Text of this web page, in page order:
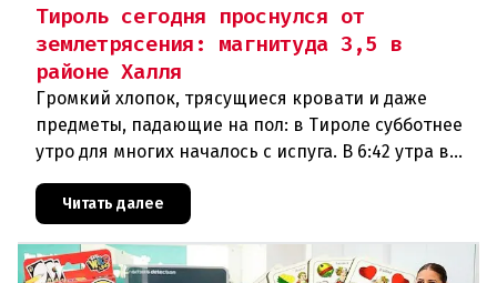
Тироль сегодня проснулся от
землетрясения: магнитуда 3,5 в
районе Халля
Громкий хлопок, трясущиеся кровати и даже
предметы, падающие на пол: в Тироле субботнее
утро для многих началось с испуга. В 6:42 утра в
сейсмологовПо данны
Читать далее